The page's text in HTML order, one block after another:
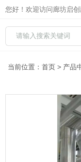
您好！欢迎访问廊坊启
当前位置：首页 > 产品